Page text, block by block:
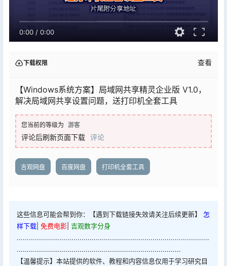
0:00 / 0:00
下载权限 查看
【Windows系统方案】局域网共享精灵企业版 V1.0，
解决局域网共享设置问题，送打印机全套工具
您当前的等级为 游客
评论后刷新页面下载 评论
吉观网盘 百度网盘 打印机全套工具
这些信息可能会帮到你：【遇到下载链接失效请关注后续更新】 怎
样下载 免费电影 吉观数字分身
...............................................................................................
.................................................................................
【温馨提示】本站提供的软件、教程和内容信息仅用于学习研究目